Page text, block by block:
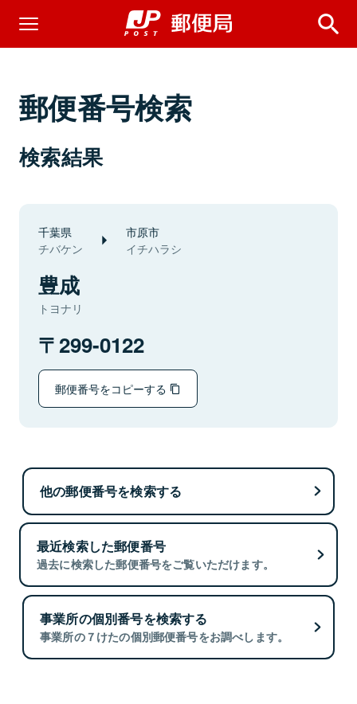
郵便番号検索
検索結果
千葉県
チバケン
市原市
イチハラシ
豊成
トヨナリ
299-0122
郵便番号をコピーする
他の郵便番号を検索する
最近検索した郵便番号
過去に検索した郵便番号をご覧いただけます。
事業所の個別番号を検索する
事業所の７けたの個別郵便番号をお調べします。